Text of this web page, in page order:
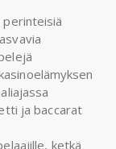
perinteisiä
ja baccarat
ketkä